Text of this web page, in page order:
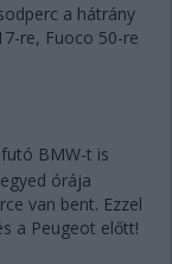
a hátrány
re, Fuoco 50-re
BMW-t is
órája
van bent. Ezzel
a Peugeot előtt!